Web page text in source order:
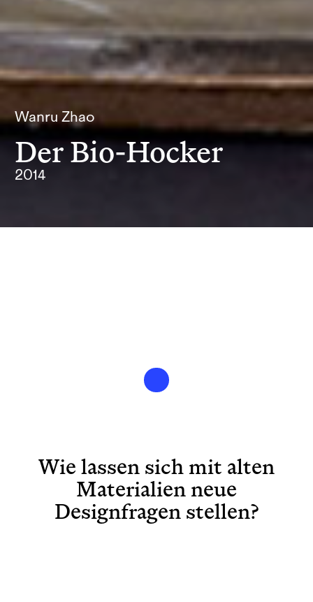
Wanru Zhao
Der Bio-Hocker
2014
Wie lassen sich mit alten
Materialien neue
Designfragen stellen?